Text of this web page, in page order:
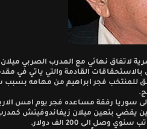
لاتفاق نهائي مع المدرب الصربي ميلان
القادمة والتي ياتي في
للمنتخب فجر ابراهيم من مهامه
سوريا رفقة مساعده فجر يوم امس
يقضي بتعين ميلان زيفاندوفيتش
الى 200 الف دولار.